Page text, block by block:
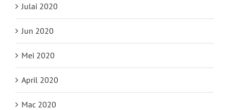
Julai 2020
Jun 2020
Mei 2020
April 2020
Mac 2020